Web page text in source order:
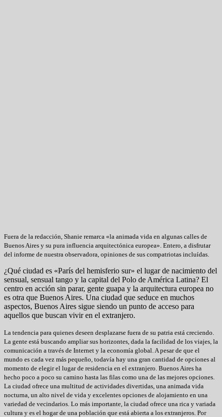
Fuera de la redacción, Shanie remarca «la animada vida en algunas calles de
Buenos Aires y su pura influencia arquitectónica europea». Entero, a disfrutar
del informe de nuestra observadora, opiniones de sus compatriotas incluídas.
¿Qué ciudad es «París del hemisferio sur» el lugar de nacimiento del
sensual, sensual tango y la capital del Polo de América Latina? El
centro en acción sin parar, gente guapa y la arquitectura europea no
es otra que Buenos Aires. Una ciudad que seduce en muchos
aspectos, Buenos Aires sigue siendo un punto de acceso para
aquellos que buscan vivir en el extranjero.
La tendencia para quienes deseen desplazarse fuera de su patria está creciendo.
La gente está buscando ampliar sus horizontes, dada la facilidad de los viajes, la
comunicación a través de Internet y la economía global. A pesar de que el
mundo es cada vez más pequeño, todavía hay una gran cantidad de opciones al
momento de elegir el lugar de residencia en el extranjero. Buenos Aires ha
hecho poco a poco su camino hasta las filas como una de las mejores opciones.
La ciudad ofrece una multitud de actividades divertidas, una animada vida
nocturna, un alto nivel de vida y excelentes opciones de alojamiento en una
variedad de vecindarios. Lo más importante, la ciudad ofrece una rica y variada
cultura y es el hogar de una población que está abierta a los extranjeros. Por